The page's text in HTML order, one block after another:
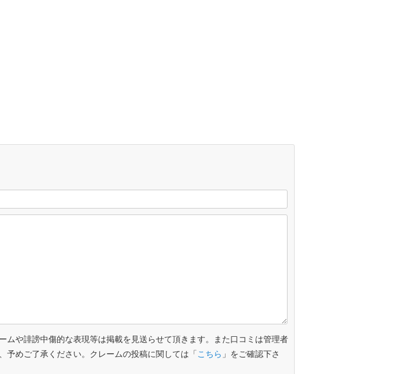
や誹謗中傷的な表現等は掲載を見送らせて頂きます。また口コミは管理者
めご了承ください。クレームの投稿に関しては「 こちら 」をご確認下さ